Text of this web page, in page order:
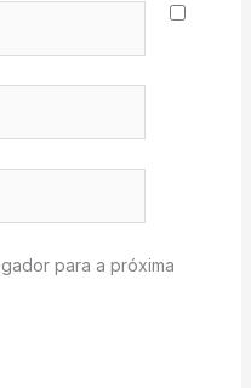
para a próxima